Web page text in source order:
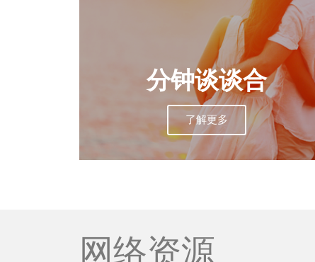
分钟谈谈合
了解更多
网络资源